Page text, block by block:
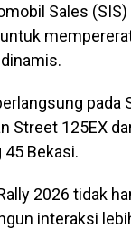
Sales
Street 125EX
45 Bekasi.
2026 tidak
interaksi